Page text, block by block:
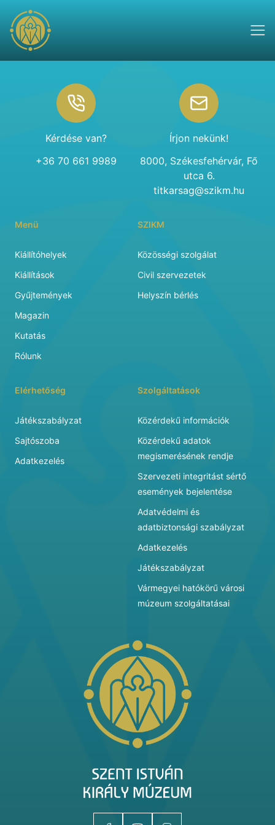
Kérdése van?
+36 70 661 9989
Írjon nekünk!
8000, Székesfehérvár, Fő
utca 6.
titkarsag@szikm.hu
Menü
Kiállítóhelyek
Kiállítások
Gyűjtemények
Magazin
Kutatás
Rólunk
SZIKM
Közösségi szolgálat
Civil szervezetek
Helyszín bérlés
Elérhetőség
Játékszabályzat
Sajtószoba
Adatkezelés
Szolgáltatások
Közérdekű információk
Közérdekű adatok
megismerésének rendje
Szervezeti integritást sértő
események bejelentése
Adatvédelmi és
adatbiztonsági szabályzat
Adatkezelés
Játékszabályzat
Vármegyei hatókörű városi
múzeum szolgáltatásai